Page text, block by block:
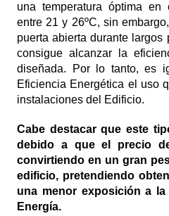
una temperatura óptima
entre 21 y 26ºC, sin
puerta abierta durante
consigue alcanzar la
diseñada. Por lo tanto, es
Eficiencia Energética el uso
instalaciones del Edificio.
Cabe destacar que este
debido a que el precio
convirtiendo en un gran
edificio, pretendiendo
una menor exposición a
Energía.